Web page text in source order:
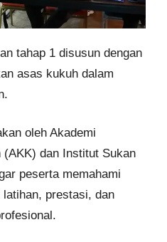
tahap 1 disusun dengan
asas kukuh dalam
oleh Akademi
(AKK) dan Institut Sukan
peserta memahami
prestasi, dan